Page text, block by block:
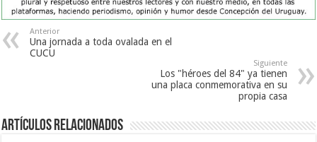
Anterior
Una jornada a toda ovalada en el
CUCU
Siguiente
Los "héroes del 84" ya tienen
una placa conmemorativa en su
propia casa
Artículos Relacionados